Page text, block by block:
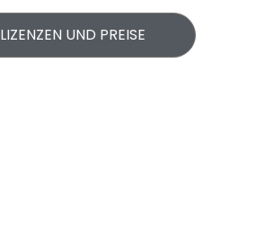
LIZENZEN UND PREISE